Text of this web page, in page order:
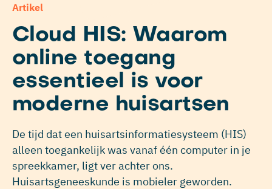
Artikel
Cloud HIS: Waarom
online toegang
essentieel is voor
moderne huisartsen
De tijd dat een huisartsinformatiesysteem (HIS)
alleen toegankelijk was vanaf één computer in je
spreekkamer, ligt ver achter ons.
Huisartsgeneeskunde is mobieler geworden.